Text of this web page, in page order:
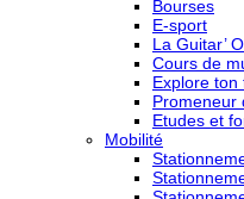
Bourses
E-sport
La Guitar’
Cours de
Explore ton
Promeneur
Etudes et
Mobilité